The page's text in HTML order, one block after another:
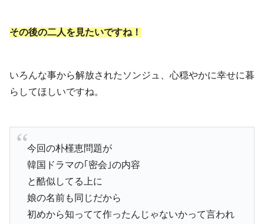
その後の二人を見たいですね！
いろんな事から解放されたソンジュ、心穏やかに幸せに暮
らしてほしいですね。
今回の朴槿恵問題が
韓国ドラマの｢密会｣の内容
と酷似してる上に
娘の名前も同じだから
初めから知ってて作ったんじゃないかって言われ